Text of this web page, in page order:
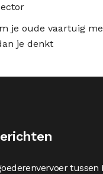
je oude vaartuig
je denkt
tussen